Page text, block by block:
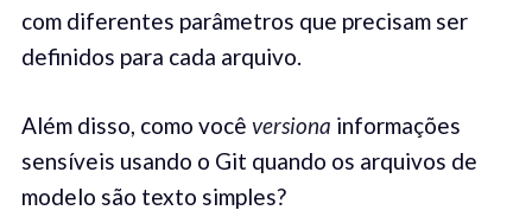
com diferentes parâmetros que precisam ser
definidos para cada arquivo.
Além disso, como você versiona informações
sensíveis usando o Git quando os arquivos de
modelo são texto simples?